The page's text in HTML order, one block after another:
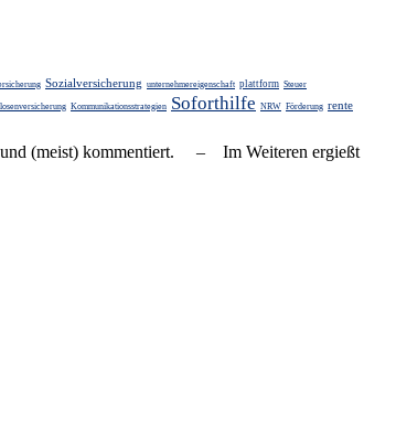
Sozialversicherung unternehmereigenschaft plattform Steuer
Kommunikationsstrategien Soforthilfe NRW Förderung rente
und (meist) kom­men­tiert. – Im Weiteren ergießt